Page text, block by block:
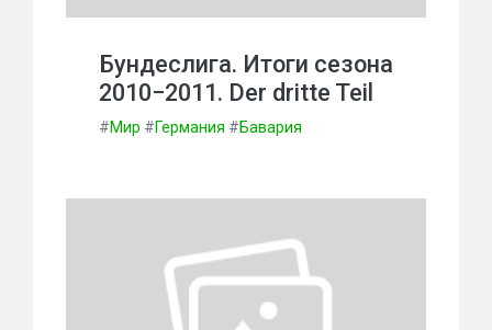
Бундеслига. Итоги сезона
2010−2011. Der dritte Teil
#Мир #Германия #Бавария